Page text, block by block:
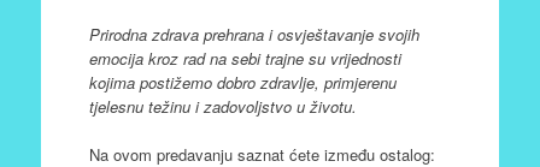
Prirodna zdrava prehrana i osvještavanje svojih
emocija kroz rad na sebi trajne su vrijednosti
kojima postižemo dobro zdravlje, primjerenu
tjelesnu težinu i zadovoljstvo u životu.
Na ovom predavanju saznat ćete između ostalog: